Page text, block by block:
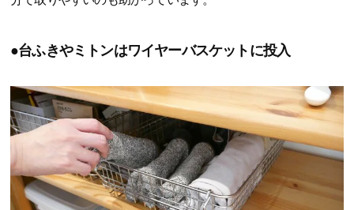
●台ふきやミトンはワイヤーバスケットに投入